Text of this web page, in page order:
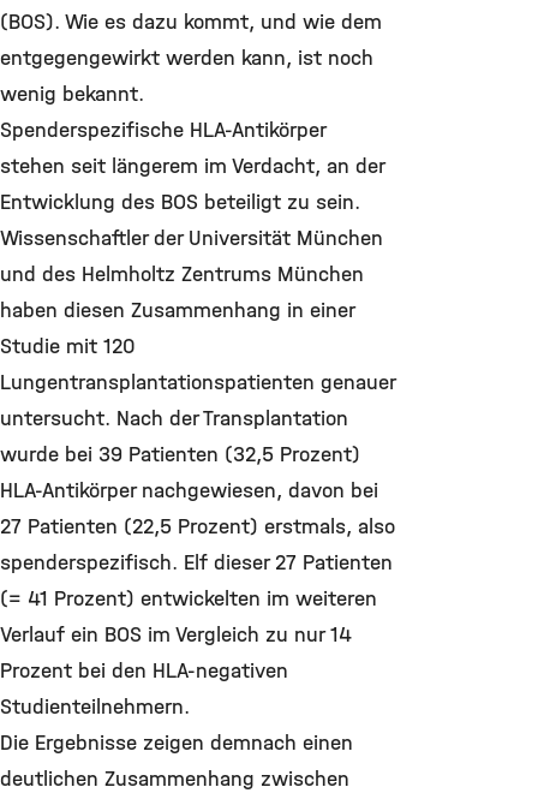
(BOS). Wie es dazu kommt, und wie dem
entgegengewirkt werden kann, ist noch
wenig bekannt.
Spenderspezifische HLA-Antikörper
stehen seit längerem im Verdacht, an der
Entwicklung des BOS beteiligt zu sein.
Wissenschaftler der Universität München
und des Helmholtz Zentrums München
haben diesen Zusammenhang in einer
Studie mit 120
Lungentransplantationspatienten genauer
untersucht. Nach der Transplantation
wurde bei 39 Patienten (32,5 Prozent)
HLA-Antikörper nachgewiesen, davon bei
27 Patienten (22,5 Prozent) erstmals, also
spenderspezifisch. Elf dieser 27 Patienten
(= 41 Prozent) entwickelten im weiteren
Verlauf ein BOS im Vergleich zu nur 14
Prozent bei den HLA-negativen
Studienteilnehmern.
Die Ergebnisse zeigen demnach einen
deutlichen Zusammenhang zwischen